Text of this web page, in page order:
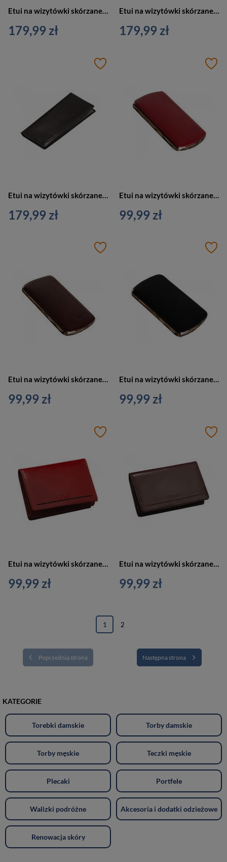
Etui na wizytówki skórzane duże czerwone Verus Monaco 34 RED
179,99 zł
Etui na wizytówki skórzane duże brązowe Verus Monaco 34 BR
179,99 zł
179,99 zł 99,99 zł
Etui na wizytówki skórzane wizytownik brązowy Verus Monaco 04 BR
99,99 zł
Etui na wizytówki skórzane wizytownik czarny Verus Monaco 04 BL
99,99 zł
99,99 zł 99,99 zł
Poprzednia strona
1 2
Następna strona
KATEGORIE
Torebki damskie Torby damskie
Torby męskie Teczki męskie
Plecaki Portfele
Walizki podróżne Akcesoria i dodatki odzieżowe
Renowacja skóry